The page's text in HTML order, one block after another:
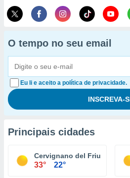
O tempo no seu email
Eu li e aceito a política de privacidade.
Principais cidades
Cervignano del Friuli
33° 22°